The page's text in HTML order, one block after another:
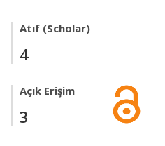
Atıf (Scholar)
4
Açık Erişim
3